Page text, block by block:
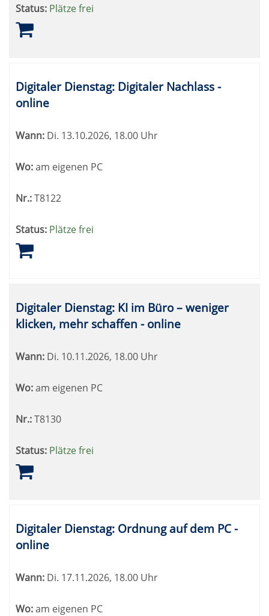
Status: Plätze frei
Digitaler Dienstag: Digitaler Nachlass -
online
Wann: Di. 13.10.2026, 18.00 Uhr
Wo:am eigenen PC
Nr.:T8122
Status: Plätze frei
Digitaler Dienstag: KI im Büro – weniger
klicken, mehr schaffen - online
Wann: Di. 10.11.2026, 18.00 Uhr
Wo:am eigenen PC
Nr.:T8130
Status: Plätze frei
Digitaler Dienstag: Ordnung auf dem PC -
online
Wann: Di. 17.11.2026, 18.00 Uhr
Wo:am eigenen PC